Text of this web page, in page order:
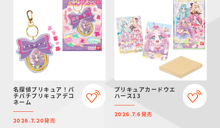
名探偵プリキュア！パ
チパチプリキュアデコ
ネーム
2026.7.20発売
プリキュアカードウエ
ハース13
2026.7.6発売